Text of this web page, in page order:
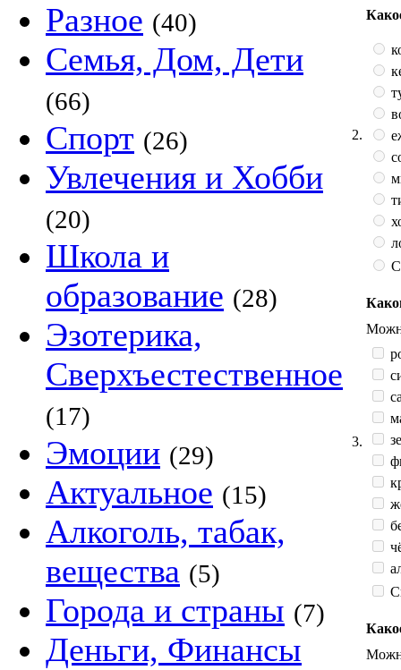
Разное (40)
Семья, Дом, Дети
(66)
Спорт (26)
Увлечения и Хобби
(20)
Школа и
образование (28)
Эзотерика,
Сверхъестественное
(17)
Эмоции (29)
Актуальное (15)
Алкоголь, табак,
вещества (5)
Города и страны (7)
Деньги, Финансы
2.
3.